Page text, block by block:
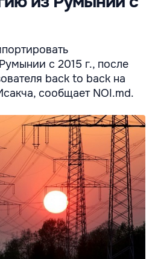
с 2015 г., после
back to back на
сообщает NOI.md.